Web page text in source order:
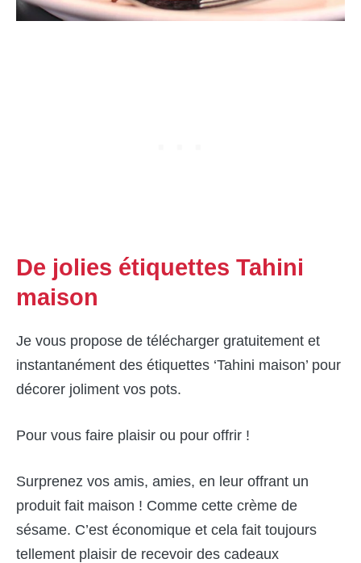
De jolies étiquettes Tahini
maison
Je vous propose de télécharger gratuitement et
instantanément des étiquettes ‘Tahini maison’ pour
décorer joliment vos pots.
Pour vous faire plaisir ou pour offrir !
Surprenez vos amis, amies, en leur offrant un
produit fait maison ! Comme cette crème de
sésame. C’est économique et cela fait toujours
tellement plaisir de recevoir des cadeaux